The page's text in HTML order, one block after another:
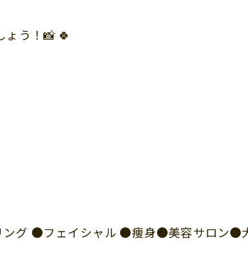
う！📸 🍀
グ ●フェイシャル ●痩身●美容サロン●